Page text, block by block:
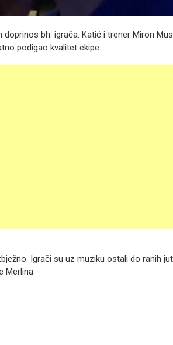
bh. igrača. Katić i trener Miron
podigao kvalitet ekipe.
Igrači su uz muziku ostali do ranih
Merlina.